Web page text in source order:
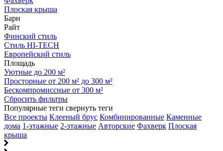
Плоская крыша
Барн
Райт
Финский стиль
Стиль HI-TECH
Европейский стиль
Площадь
Уютные до 200 м²
Просторные от 200 м² до 300 м²
Бескомпромиссные от 300 м²
Сбросить фильтры
Популярные теги свернуть теги
Все проекты Клееный брус Комбинированные Каменные
дома 1-этажные 2-этажные Авторские Фахверк Плоская
крыша